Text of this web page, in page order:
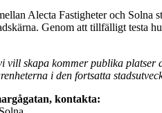
Alecta Fastigheter och
Genom att tillfälligt testa
vill skapa kommer publika
i den fortsatta
kontakta: